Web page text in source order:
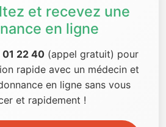
et recevez une
en ligne
22 40(appel gratuit) pour
rapide avec un médecin et
en ligne sans vous
et rapidement !